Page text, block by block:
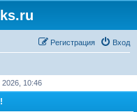
Вход
Регистрация
10:46